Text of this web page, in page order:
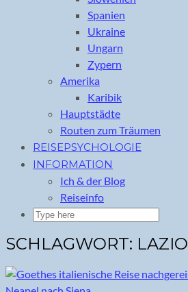
Spanien
Ukraine
Ungarn
Zypern
Amerika
Karibik
Hauptstädte
Routen zum Träumen
REISEPSYCHOLOGIE
INFORMATION
Ich & der Blog
Reiseinfo
SCHLAGWORT: LAZIO